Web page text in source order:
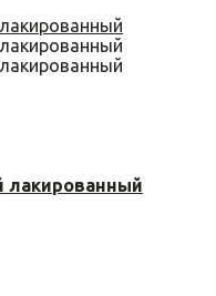
лакированный